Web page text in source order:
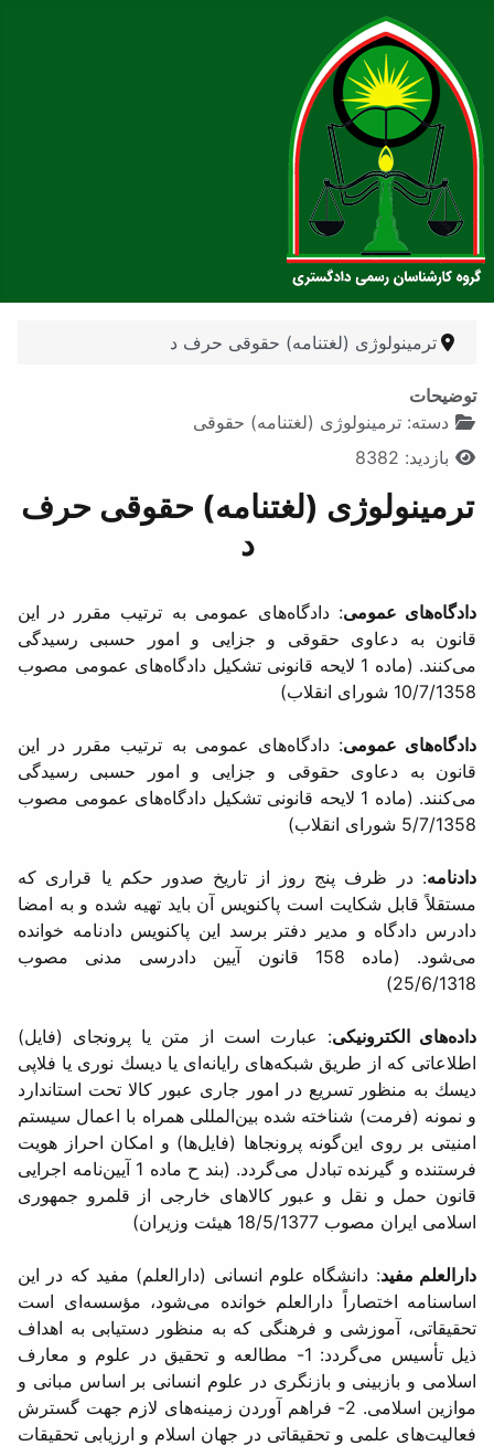
ترمینولوژی (لغتنامه) حقوقی حرف د
توضیحات
دسته: ترمینولوژی (لغتنامه) حقوقی
بازدید: 8382
ترمینولوژی (لغتنامه) حقوقی حرف
د
دادگاه‌های عمومی: دادگاه‌های عمومی به ترتیب مقرر در این
قانون به دعاوی حقوقی و جزایی و امور حسبی رسیدگی
می‌كنند. (ماده 1 لایحه قانونی تشكیل دادگاه‌های عمومی مصوب
10/7/1358 شورای انقلاب)
دادگاه‌های عمومی: دادگاه‌های عمومی به ترتیب مقرر در این
قانون به دعاوی حقوقی و جزایی و امور حسبی رسیدگی
می‌كنند. (ماده 1 لایحه قانونی تشكیل دادگاه‌های عمومی مصوب
5/7/1358 شورای انقلاب)
دادنامه: در ظرف پنج روز از تاریخ صدور حكم یا قراری كه
مستقلاً قابل شكایت است پاكنویس آن باید تهیه شده و به امضا
دادرس دادگاه و مدیر دفتر برسد این پاكنویس دادنامه خوانده
می‌شود. (ماده 158 قانون آیین دادرسی مدنی مصوب
25/6/1318)
داده‌های الكترونیكی: عبارت است از متن یا پرونجای (فایل)
اطلاعاتی كه از طریق شبكه‌های رایانه‌ای یا دیسك نوری یا فلاپی
دیسك به منظور تسریع در امور جاری عبور كالا تحت استاندارد
و نمونه (فرمت) شناخته شده بین‌المللی همراه با اعمال سیستم
امنیتی بر روی این‌گونه پرونجا‌ها (فایل‌ها) و امكان احراز هویت
فرستنده و گیرنده تبادل می‌گردد. (بند ح ماده 1 آیین‌نامه اجرایی
قانون حمل و نقل و عبور كالاهای خارجی از قلمرو جمهوری
اسلامی ایران مصوب 18/5/1377 هیئت وزیران)
دار‌العلم مفید: دانشگاه علوم انسانی (دارالعلم) مفید كه در این
اساسنامه اختصاراً دارالعلم خوانده می‌شود، مؤسسه‌ای است
تحقیقاتی، آموزشی و فرهنگی كه به منظور دستیابی به اهداف
ذیل تأسیس می‌گردد: 1- مطالعه و تحقیق در علوم و معارف
اسلامی و بازبینی و بازنگری در علوم انسانی بر اساس مبانی و
موازین اسلامی. 2- فراهم آوردن زمینه‌های لازم جهت گسترش
فعالیت‌های علمی و تحقیقاتی در جهان اسلام و ارزیابی تحقیقات